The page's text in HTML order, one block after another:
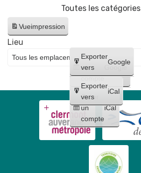
Toutes les catégories
Vueimpression
Créer
un
compte
Google
Créer
un
compte
iCal
Exporter
vers
Google
Exporter
vers
iCal
Lieu